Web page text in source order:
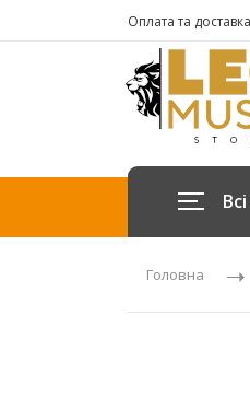
Оплата та доставка
Головна